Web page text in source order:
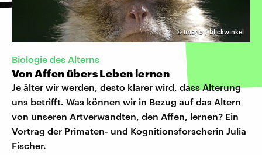
©Imago / blickwinkel
Biologie des Alterns
Von Affen übers Leben lernen
Je älter wir werden, desto klarer wird, dass Alterung
uns betrifft. Was können wir in Bezug auf das Altern
von unseren Artverwandten, den Affen, lernen? Ein
Vortrag der Primaten- und Kognitionsforscherin Julia
Fischer.